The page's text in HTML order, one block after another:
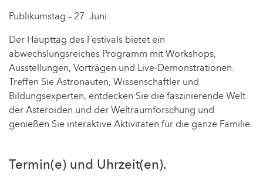
Publikumstag – 27. Juni
Der Haupttag des Festivals bietet ein
abwechslungsreiches Programm mit Workshops,
Ausstellungen, Vorträgen und Live-Demonstrationen.
Treffen Sie Astronauten, Wissenschaftler und
Bildungsexperten, entdecken Sie die faszinierende Welt
der Asteroiden und der Weltraumforschung und
genießen Sie interaktive Aktivitäten für die ganze Familie.
Termin(e) und Uhrzeit(en).